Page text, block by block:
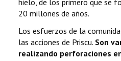
20 millones de años.
Los esfuerzos de la
las acciones de Priscu. Son
realizando perforaciones